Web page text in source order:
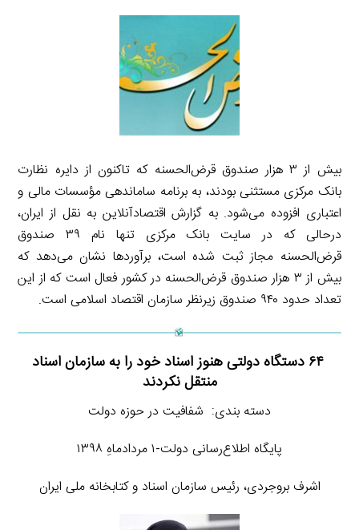
بیش از ۳ هزار صندوق قرض‌الحسنه که تاکنون از دایره نظارت
بانک مرکزی مستثنی بودند، به برنامه ساماندهی مؤسسات مالی و
اعتباری افزوده می‌شود. به گزارش اقتصادآنلاین به نقل از ایران،
درحالی که در سایت بانک مرکزی تنها نام ۳۹ صندوق
قرض‌الحسنه مجاز ثبت شده است، برآوردها نشان می‌دهد که
بیش از ۳ هزار صندوق قرض‌الحسنه در کشور فعال است که از این
تعداد حدود ۹۴۰ صندوق زیرنظر سازمان اقتصاد اسلامی است.
۶۴ دستگاه دولتی هنوز اسناد خود را به سازمان اسناد
منتقل نکردند
دسته بندی: شفافیت در حوزه دولت
پایگاه اطلاع‌رسانی دولت-۱ مردادماهِ ۱۳۹۸
اشرف بروجردی، رئیس سازمان اسناد و کتابخانه ملی ایران